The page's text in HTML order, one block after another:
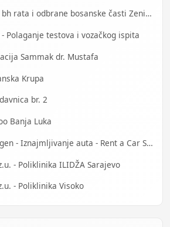
Udruženje veterana bh rata i odbrane bosanske časti Zenica
Polaganje testova i vozačkog ispita
Sammak dr. Mustafa
Krupa
br. 2
Banja Luka
Car Rental - Mietwagen - Iznajmljivanje auta - Rent a Car Sarajevo
- Poliklinika ILIDŽA Sarajevo
- Poliklinika Visoko